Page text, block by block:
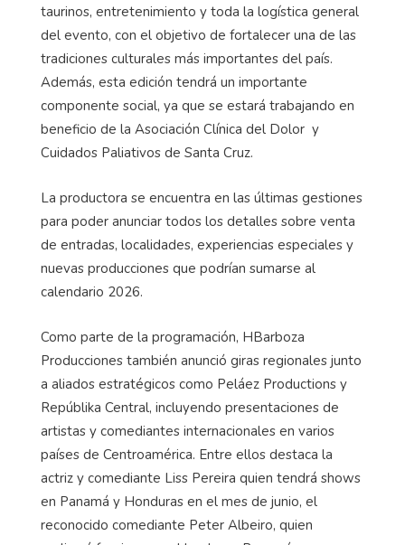
taurinos, entretenimiento y toda la logística general
del evento, con el objetivo de fortalecer una de las
tradiciones culturales más importantes del país.
Además, esta edición tendrá un importante
componente social, ya que se estará trabajando en
beneficio de la Asociación Clínica del Dolor y
Cuidados Paliativos de Santa Cruz.
La productora se encuentra en las últimas gestiones
para poder anunciar todos los detalles sobre venta
de entradas, localidades, experiencias especiales y
nuevas producciones que podrían sumarse al
calendario 2026.
Como parte de la programación, HBarboza
Producciones también anunció giras regionales junto
a aliados estratégicos como Peláez Productions y
Repúblika Central, incluyendo presentaciones de
artistas y comediantes internacionales en varios
países de Centroamérica. Entre ellos destaca la
actriz y comediante Liss Pereira quien tendrá shows
en Panamá y Honduras en el mes de junio, el
reconocido comediante Peter Albeiro, quien